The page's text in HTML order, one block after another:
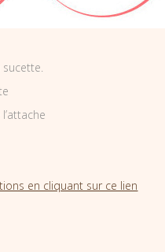
en cliquant sur ce lien